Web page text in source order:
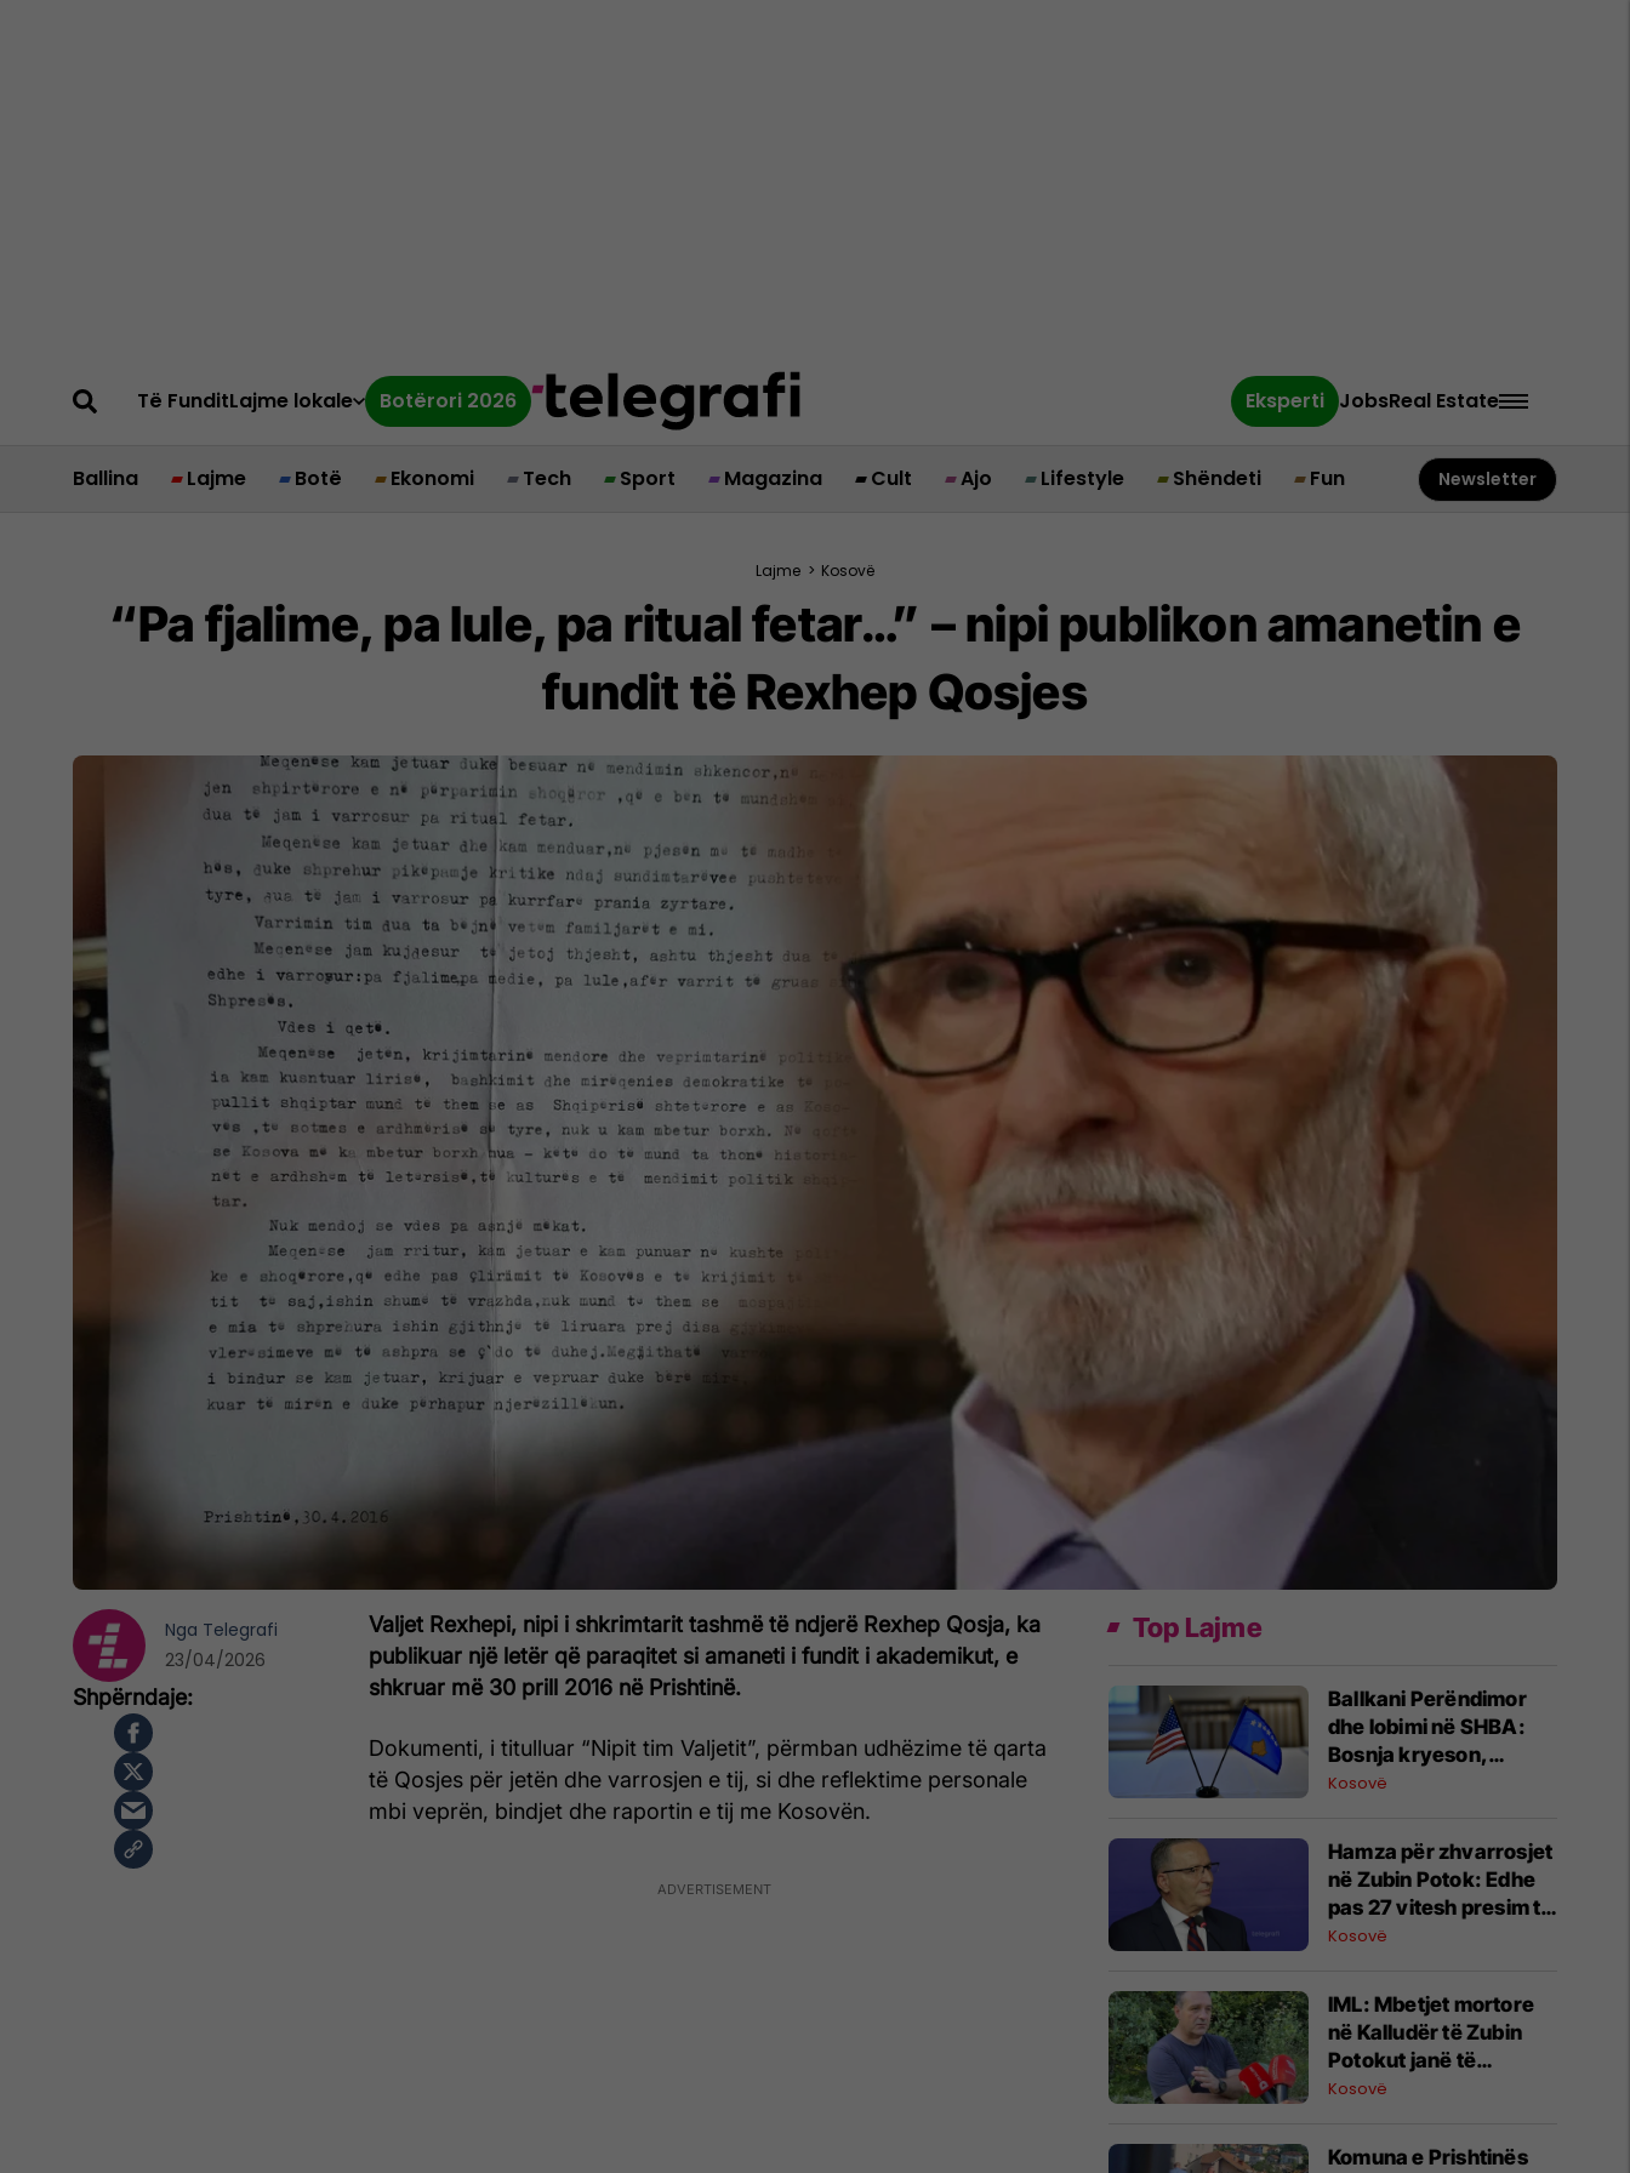
Të FunditLajme lokale Botërori 2026 Eksperti JobsReal Estate
Ballina Lajme Botë Ekonomi Tech Sport Magazina Cult Ajo Lifestyle Shëndeti Fun Newsletter
Lajme > Kosovë
“Pa fjalime, pa lule, pa ritual fetar…” – nipi publikon amanetin e
fundit të Rexhep Qosjes
Valjet Rexhepi, nipi i shkrimtarit tashmë të ndjerë Rexhep Qosja, ka
publikuar një letër që paraqitet si amaneti i fundit i akademikut, e
shkruar më 30 prill 2016 në Prishtinë.
Dokumenti, i titulluar “Nipit tim Valjetit”, përmban udhëzime të qarta
të Qosjes për jetën dhe varrosjen e tij, si dhe reflektime personale
mbi veprën, bindjet dhe raportin e tij me Kosovën.
Nga Telegrafi
23/04/2026
Top Lajme
Ballkani Perëndimor
dhe lobimi në SHBA:
Bosnja kryeson,
Kosova e Mali i Zi pa
Kosovë
Hamza për zhvarrosjet
në Zubin Potok: Edhe
pas 27 vitesh presim të
vërtetën për të
Kosovë
IML: Mbetjet mortore
në Kalludër të Zubin
Potokut janë të
njerëzve, puna do të
Kosovë
Komuna e Prishtinës